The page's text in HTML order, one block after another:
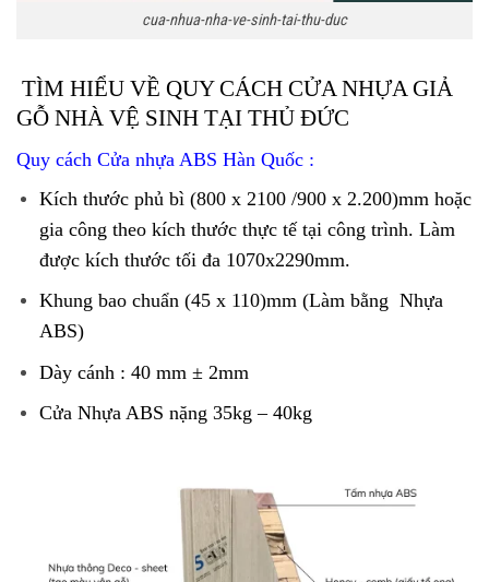
cua-nhua-nha-ve-sinh-tai-thu-duc
TÌM HIỂU VỀ QUY CÁCH CỬA NHỰA GIẢ
GỖ NHÀ VỆ SINH TẠI THỦ ĐỨC
Quy cách Cửa nhựa ABS Hàn Quốc :
Kích thước phủ bì (800 x 2100 /900 x 2.200)mm hoặc
gia công theo kích thước thực tế tại công trình. Làm
được kích thước tối đa 1070x2290mm.
Khung bao chuẩn (45 x 110)mm (Làm bằng Nhựa
ABS)
Dày cánh : 40 mm ± 2mm
Cửa Nhựa ABS nặng 35kg – 40kg